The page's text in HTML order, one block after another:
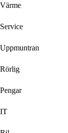
Värme
Service
Uppmuntran
Rörlig
Pengar
IT